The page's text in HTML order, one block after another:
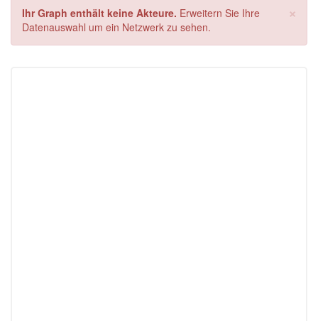
×
Ihr Graph enthält keine Akteure. Erweitern Sie Ihre
Datenauswahl um ein Netzwerk zu sehen.